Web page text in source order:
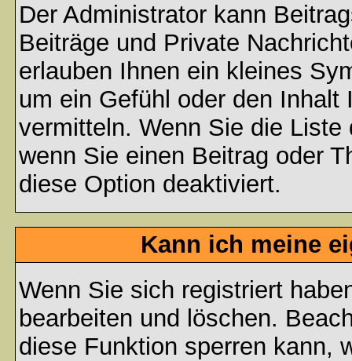
Der Administrator kann
Beiträge und Private
erlauben Ihnen ein kleines
um ein Gefühl oder den
vermitteln. Wenn Sie die
wenn Sie einen Beitrag oder
diese Option deaktiviert.
Kann ich meine
Wenn Sie sich registriert
bearbeiten und löschen.
diese Funktion sperren kann,